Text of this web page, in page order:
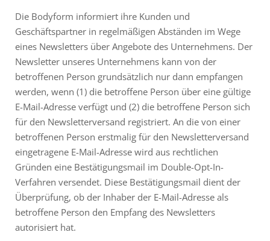
Die Bodyform informiert ihre Kunden und
Geschäftspartner in regelmäßigen Abständen im Wege
eines Newsletters über Angebote des Unternehmens. Der
Newsletter unseres Unternehmens kann von der
betroffenen Person grundsätzlich nur dann empfangen
werden, wenn (1) die betroffene Person über eine gültige
E-Mail-Adresse verfügt und (2) die betroffene Person sich
für den Newsletterversand registriert. An die von einer
betroffenen Person erstmalig für den Newsletterversand
eingetragene E-Mail-Adresse wird aus rechtlichen
Gründen eine Bestätigungsmail im Double-Opt-In-
Verfahren versendet. Diese Bestätigungsmail dient der
Überprüfung, ob der Inhaber der E-Mail-Adresse als
betroffene Person den Empfang des Newsletters
autorisiert hat.